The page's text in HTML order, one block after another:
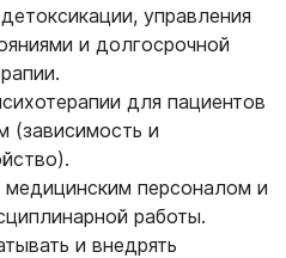
управления
и долгосрочной
для пациентов
(зависимость и
персоналом и
работы.
и внедрять